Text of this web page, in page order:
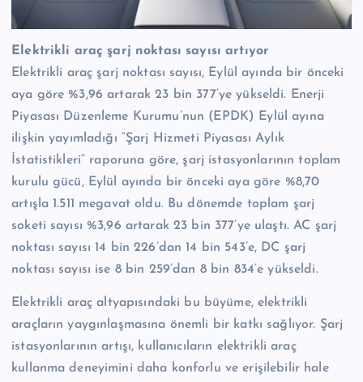
Elektrikli araç şarj noktası sayısı artıyor
Elektrikli araç şarj noktası sayısı, Eylül ayında bir önceki
aya göre %3,96 artarak 23 bin 377’ye yükseldi. Enerji
Piyasası Düzenleme Kurumu’nun (EPDK) Eylül ayına
ilişkin yayımladığı “Şarj Hizmeti Piyasası Aylık
İstatistikleri” raporuna göre, şarj istasyonlarının toplam
kurulu gücü, Eylül ayında bir önceki aya göre %8,70
artışla 1.511 megavat oldu. Bu dönemde toplam şarj
soketi sayısı %3,96 artarak 23 bin 377’ye ulaştı. AC şarj
noktası sayısı 14 bin 226’dan 14 bin 543’e, DC şarj
noktası sayısı ise 8 bin 259’dan 8 bin 834’e yükseldi.
Elektrikli araç altyapısındaki bu büyüme, elektrikli
araçların yaygınlaşmasına önemli bir katkı sağlıyor. Şarj
istasyonlarının artışı, kullanıcıların elektrikli araç
kullanma deneyimini daha konforlu ve erişilebilir hale